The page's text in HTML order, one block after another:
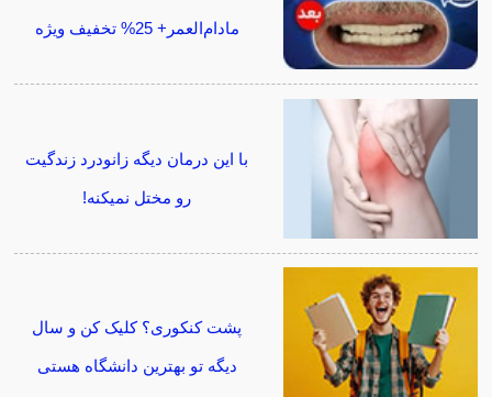
مادام‌العمر+ 25% تخفیف ویژه
با این درمان دیگه زانودرد زندگیت
رو مختل نمیکنه!
پشت کنکوری؟ کلیک کن و سال
دیگه تو بهترین دانشگاه هستی